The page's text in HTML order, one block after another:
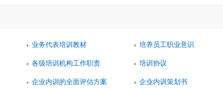
业务代表培训教材 培养员工职业意识
各级培训机构工作职责 培训协议
企业内训的全面评估方案 企业内训策划书